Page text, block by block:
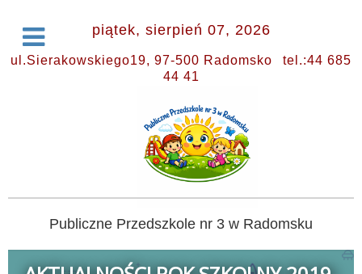
piątek, sierpień 07, 2026
ul.Sierakowskiego19, 97-500 Radomsko
tel.:44 685
44 41
Publiczne Przedszkole nr 3 w Radomsku